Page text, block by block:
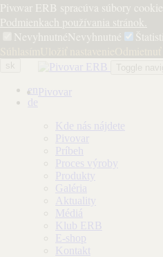
Pivovar ERB spracúva súbory
Podmienkach používania stránok.
NevyhnutnéNevyhnutné
en
de
Pivovar
Kde nás nájdete
Pivovar
Príbeh
Proces výroby
Produkty
Galéria
Aktuality
Médiá
Klub ERB
E-shop
Kontakt